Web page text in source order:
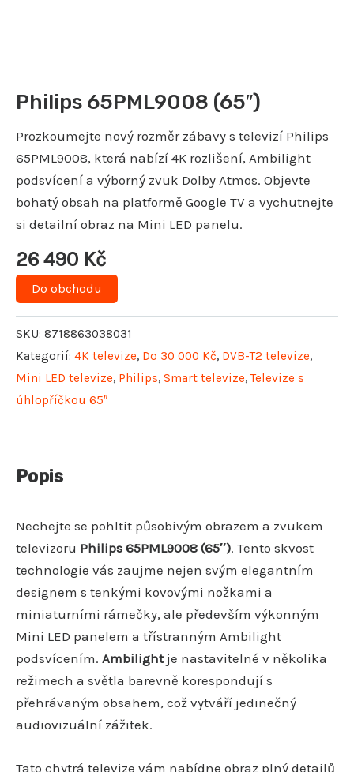
Philips 65PML9008 (65″)
Prozkoumejte nový rozměr zábavy s televizí Philips
65PML9008, která nabízí 4K rozlišení, Ambilight
podsvícení a výborný zvuk Dolby Atmos. Objevte
bohatý obsah na platformě Google TV a vychutnejte
si detailní obraz na Mini LED panelu.
26 490 Kč
Do obchodu
SKU: 8718863038031
Kategorií: 4K televize, Do 30 000 Kč, DVB-T2 televize,
Mini LED televize, Philips, Smart televize,Televize s
úhlopříčkou 65″
Popis
Nechejte se pohltit působivým obrazem a zvukem
televizoru Philips 65PML9008 (65″). Tento skvost
technologie vás zaujme nejen svým elegantním
designem s tenkými kovovými nožkami a
miniaturními rámečky, ale především výkonným
Mini LED panelem a třístranným Ambilight
podsvícením. Ambilightje nastavitelné v několika
režimech a světla barevně korespondují s
přehrávaným obsahem, což vytváří jedinečný
audiovizuální zážitek.
Tato chytrá televize vám nabídne obraz plný detailů